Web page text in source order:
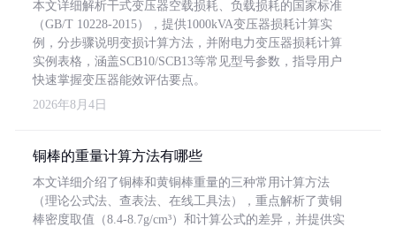
本文详细解析干式变压器空载损耗、负载损耗的国家标准
（GB/T 10228-2015），提供1000kVA变压器损耗计算实
例，分步骤说明变损计算方法，并附电力变压器损耗计算
实例表格，涵盖SCB10/SCB13等常见型号参数，指导用户
快速掌握变压器能效评估要点。
2026年8月4日
铜棒的重量计算方法有哪些
本文详细介绍了铜棒和黄铜棒重量的三种常用计算方法
（理论公式法、查表法、在线工具法），重点解析了黄铜
棒密度取值（8.4-8.7g/cm³）和计算公式的差异，并提供实